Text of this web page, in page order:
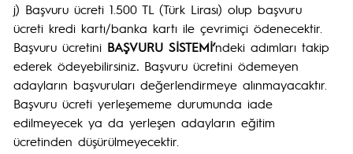
j) Başvuru ücreti 1.500 TL (Türk Lirası) olup başvuru
ücreti kredi kartı/banka kartı ile çevrimiçi ödenecektir.
Başvuru ücretini BAŞVURU SİSTEMİ’ndeki adımları takip
ederek ödeyebilirsiniz. Başvuru ücretini ödemeyen
adayların başvuruları değerlendirmeye alınmayacaktır.
Başvuru ücreti yerleşememe durumunda iade
edilmeyecek ya da yerleşen adayların eğitim
ücretinden düşürülmeyecektir.